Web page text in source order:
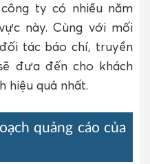
ty có nhiều năm
này. Cùng với mối
tác báo chí, truyền
đưa đến cho khách
hiệu quả nhất.
quảng cáo của